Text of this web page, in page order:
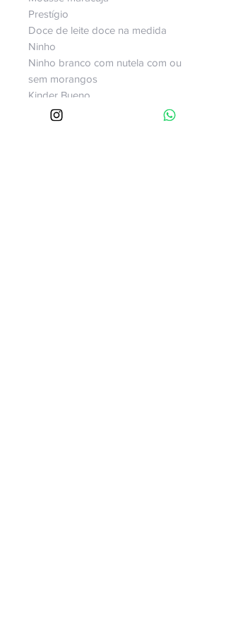
Prestígio
Doce de leite doce na medida
Ninho
Ninho branco com nutela com ou
sem morangos
Kinder Bueno
Massa pode ser chocolate ou